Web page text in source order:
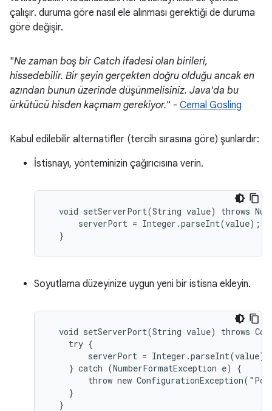
çalışır. duruma göre nasıl ele alınması gerektiği de duruma
göre değişir.
"Ne zaman boş bir Catch ifadesi olan birileri,
hissedebilir. Bir şeyin gerçekten doğru olduğu ancak en
azından bunun üzerinde düşünmelisiniz. Java'da bu
ürkütücü hisden kaçmam gerekiyor." - Cemal Gosling
Kabul edilebilir alternatifler (tercih sırasına göre) şunlardır:
İstisnayı, yönteminizin çağırıcısına verin.
void setServerPort(String value) throws
      serverPort = Integer.parseInt(value);
  }
Soyutlama düzeyinize uygun yeni bir istisna ekleyin.
void setServerPort(String value) throws
    try {
        serverPort = Integer.parseInt(value);
    } catch (NumberFormatException e) {
throw new
    }
  }